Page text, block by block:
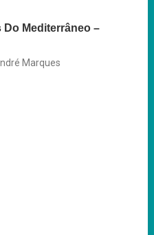
Do Mediterrâneo –
Marques